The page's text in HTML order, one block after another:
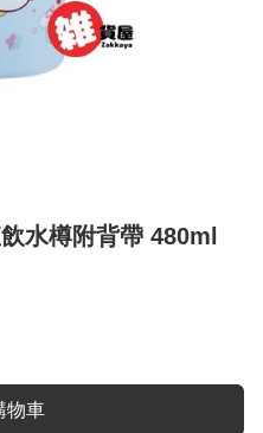
水樽附背帶 480ml
物車